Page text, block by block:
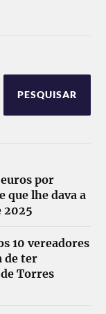
PESQUISAR
por
lhe dava a
2025
10 vereadores
de ter
Torres